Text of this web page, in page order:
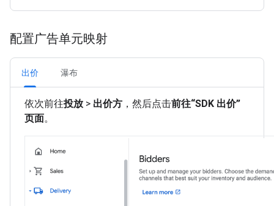
配置广告单元映射
出价 瀑布
依次前往投放 > 出价方 ，然后点击前往“SDK 出价”
页面。